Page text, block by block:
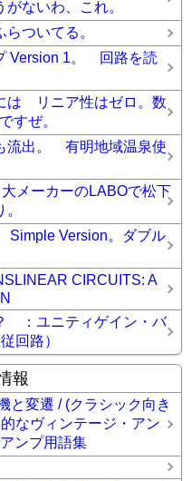
ないわ、これ。
ついてる。
Version 1。 回路を読
は リニア性はゼロ。数
すぜ。
出。 有明地域温泉使
メーカーのLABOで松下
Version。ダブル
CIRCUITS: A
：ユニティゲイン・バ
回路）
報
と変遷 / (クラシック向き
なヴィンテージ・アン
ンプ用語集